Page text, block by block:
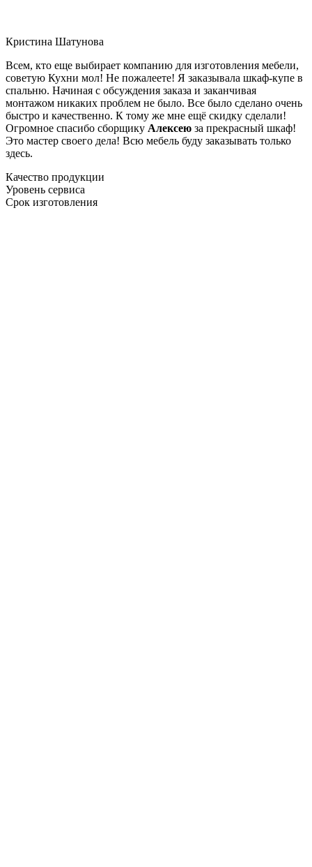
Кристина Шатунова
Всем, кто еще выбирает компанию для изготовления мебели,
советую Кухни мол! Не пожалеете! Я заказывала шкаф-купе в
спальню. Начиная с обсуждения заказа и заканчивая
монтажом никаких проблем не было. Все было сделано очень
быстро и качественно. К тому же мне ещё скидку сделали!
Огромное спасибо сборщику Алексею за прекрасный шкаф!
Это мастер своего дела! Всю мебель буду заказывать только
здесь.
Качество продукции
Уровень сервиса
Срок изготовления